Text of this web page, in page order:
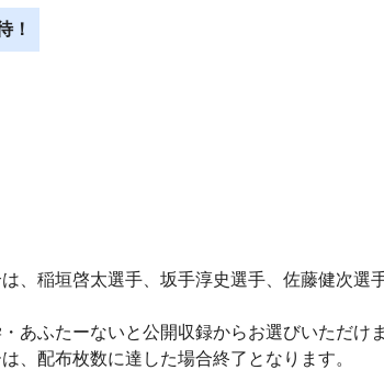
！
、稲垣啓太選手、坂手淳史選手、佐藤健次選
ふたーないと公開収録からお選びいただけま
、配布枚数に達した場合終了となります。